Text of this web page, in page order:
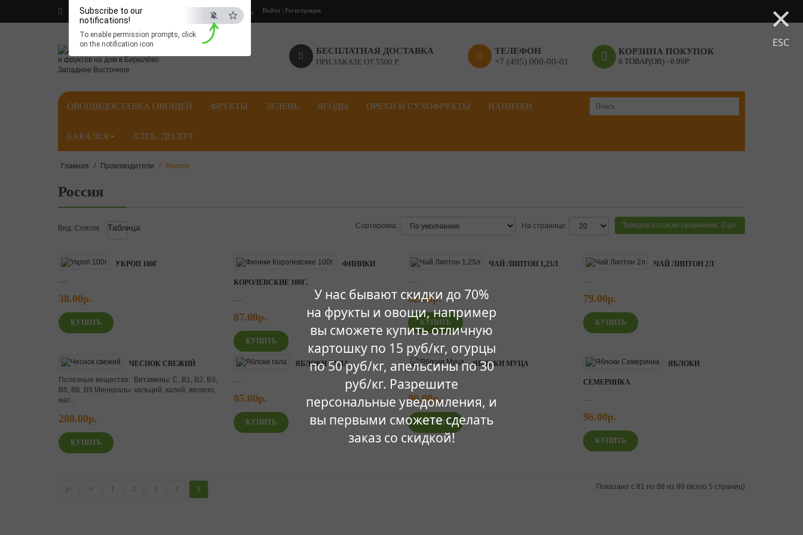
Запретить Разрешить ×
ESC
У нас бывают скидки до 70%
на фрукты и овощи, например
вы сможете купить отличную
картошку по 15 руб/кг, огурцы
по 50 руб/кг, апельсины по 30
руб/кг. Разрешите
персональные уведомления, и
вы первыми сможете сделать
заказ со скидкой!
Subscribe to our
notifications!
To enable permission prompts, click
on the notification icon
Личный кабинет Корзина покупок Оформить заказ Войти | Регистрация
БЕСПЛАТНАЯ ДОСТАВКА
ПРИ ЗАКАЗЕ ОТ 5500 Р.
ТЕЛЕФОН
+7 (495) 000-00-01
КОРЗИНА ПОКУПОК
0 ТОВАР(ОВ) - 0.00Р.
ОВОЩИДОСТАВКА ОВОЩЕЙ ФРУКТЫ ЗЕЛЕНЬ ЯГОДЫ ОРЕХИ И СУХОФРУКТЫ НАПИТКИ
БАКАЛЕЯ ХЛЕБ, ДЕСЕРТ
Главная Производители Россия
Россия
Вид: Список Таблица Товаров в списке сравнения: 0 шт.
На странице:
Сортировка:
УКРОП 100Г
.....
38.00р.
ФИНИКИ
КОРОЛЕВСКИЕ 100Г.
.....
87.00р.
ЧАЙ ЛИПТОН 1,25Л
.....
62.00р.
ЧАЙ ЛИПТОН 2Л
.....
79.00р.
ЧЕСНОК СВЕЖИЙ
Полезные вещества: Витамины: С, В1, В2, В3,
В5, В6, В9 Минералы: кальций, калий, железо,
маг...
280.00р.
ЯБЛОКИ ГАЛА
.....
85.00р.
ЯБЛОКИ МУЦА
.....
90.00р.
ЯБЛОКИ
СЕМЕРИНКА
.....
96.00р.
|< < 1 2 3 4 5 Показано с 81 по 88 из 88 (всего 5 страниц)